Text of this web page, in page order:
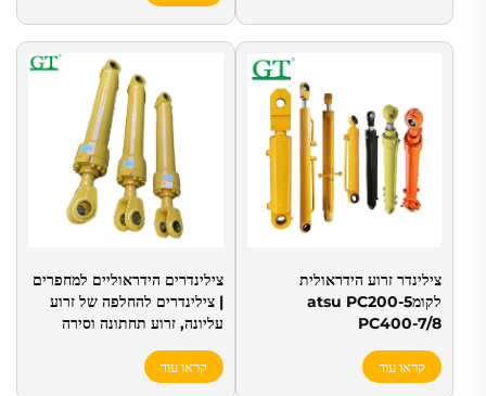
צילינדר זרוע הידראולית
לקומatsu PC200-5
PC400-7/8
קראו עוד
צילינדרים הידראוליים למחפרים
| צילינדרים להחלפה של זרוע
עליונה, זרוע תחתונה וסירה
קראו עוד